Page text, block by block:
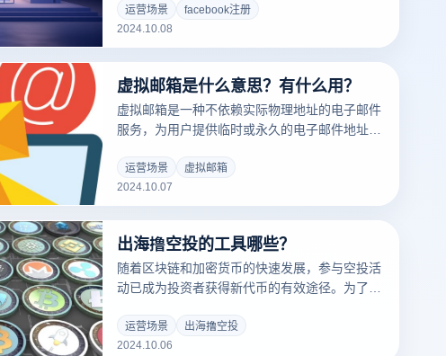
立的虚拟环境，这样每个帐户都有不同的浏览器
指纹和IP地址。首先，客户需要下载并安装指纹
浏览器，然后通过浏览器申请帐户，以确保每次
这种方法不仅可以提高注册的成功率，还可以有
效防止Facebook的反作弊机制检测到账户。
运营场景
facebook注册
2024.10.08
虚拟邮箱是什么意思？有什么用？
虚拟邮箱是一种不依赖实际物理地址的电子邮件
服务，为用户提供临时或永久的电子邮件地址。
件，而无需暴露他们的真实电子邮件地址。这项
服务在保护隐私、减少垃圾短信和在不可靠的平
台上注册方面特别有用。虚拟电子邮件可以帮助
性，有效防止个人信息泄露。接下来，我们将讨
论虚拟电子邮件的具体功能及其在日常生活中的
使用场景。
运营场景
虚拟邮箱
2024.10.07
出海撸空投的工具哪些？
随着区块链和加密货币的快速发展，参与空投活
动已成为投资者获得新代币的有效途径。为了更
生。这些工具不仅可以帮助用户跟踪最新的空投
信息，还可以简化处理过程，管理多个钱包地
运营场景
出海撸空投
2024.10.06